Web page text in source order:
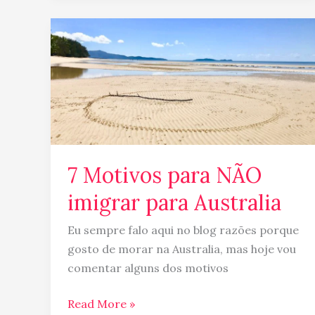
7 Motivos para NÃO
imigrar para Australia
Eu sempre falo aqui no blog razões porque
gosto de morar na Australia, mas hoje vou
comentar alguns dos motivos
Motivos
para
NÃO
imigrar
para
Australia
Read More »